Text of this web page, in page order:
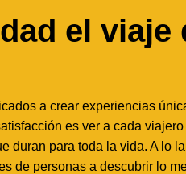
el viaje
a crear experiencias
es ver a cada
duran para toda la vida. A lo
de personas a descubrir lo